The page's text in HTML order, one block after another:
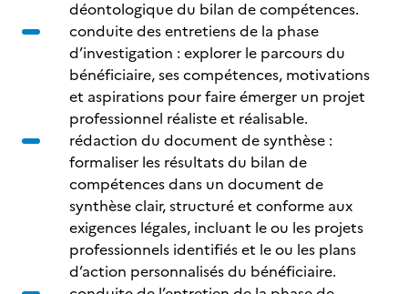
déontologique du bilan de compétences.
conduite des entretiens de la phase
d’investigation : explorer le parcours du
bénéficiaire, ses compétences, motivations
et aspirations pour faire émerger un projet
professionnel réaliste et réalisable.
rédaction du document de synthèse :
formaliser les résultats du bilan de
compétences dans un document de
synthèse clair, structuré et conforme aux
exigences légales, incluant le ou les projets
professionnels identifiés et le ou les plans
d’action personnalisés du bénéficiaire.